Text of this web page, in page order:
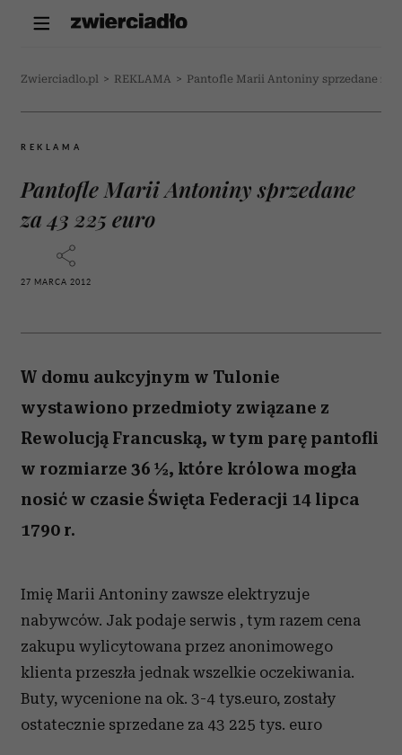
Zwierciadlo.pl > REKLAMA > Pantofle Marii Antoniny sprzedane za
REKLAMA
Pantofle Marii Antoniny sprzedane
za 43 225 euro
27 MARCA 2012
W domu aukcyjnym w Tulonie
wystawiono przedmioty związane z
Rewolucją Francuską, w tym parę pantofli
w rozmiarze 36 ½, które królowa mogła
nosić w czasie Święta Federacji 14 lipca
1790 r.
Imię Marii Antoniny zawsze elektryzuje
nabywców. Jak podaje serwis , tym razem cena
zakupu wylicytowana przez anonimowego
klienta przeszła jednak wszelkie oczekiwania.
Buty, wycenione na ok. 3-4 tys.euro, zostały
ostatecznie sprzedane za 43 225 tys. euro